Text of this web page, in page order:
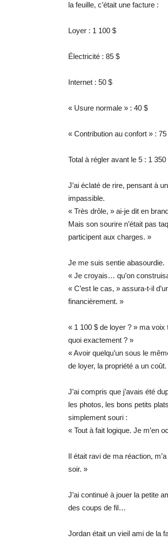
la feuille, c’était une facture :
Loyer : 1 100 $
Électricité : 85 $
Internet : 50 $
« Usure normale » : 40 $
« Contribution au confort » : 75
Total à régler avant le 5 : 1 350
J’ai éclaté de rire, pensant à
impassible.
« Très drôle, » ai-je dit en
Mais son sourire n’était pas
participent aux charges. »
Je me suis sentie abasourdie.
« Je croyais… qu’on
« C’est le cas, » assura-t-il
financièrement. »
« 1 100 $ de loyer ? » ma voix
quoi exactement ? »
« Avoir quelqu’un sous le
de loyer, la propriété a un
J’ai compris que j’avais été
les photos, les bons petits
simplement souri :
« Tout à fait logique. Je m’en
Il était ravi de ma réaction,
soir. »
J’ai continué à jouer la petite
des coups de fil…
Jordan était un vieil ami de la